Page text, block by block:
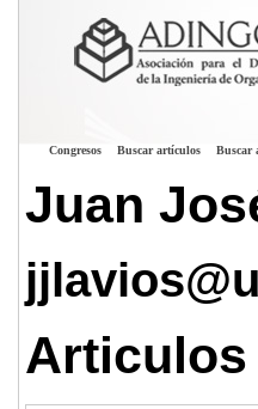
Congresos Buscar artículos Buscar
Juan
Articulos